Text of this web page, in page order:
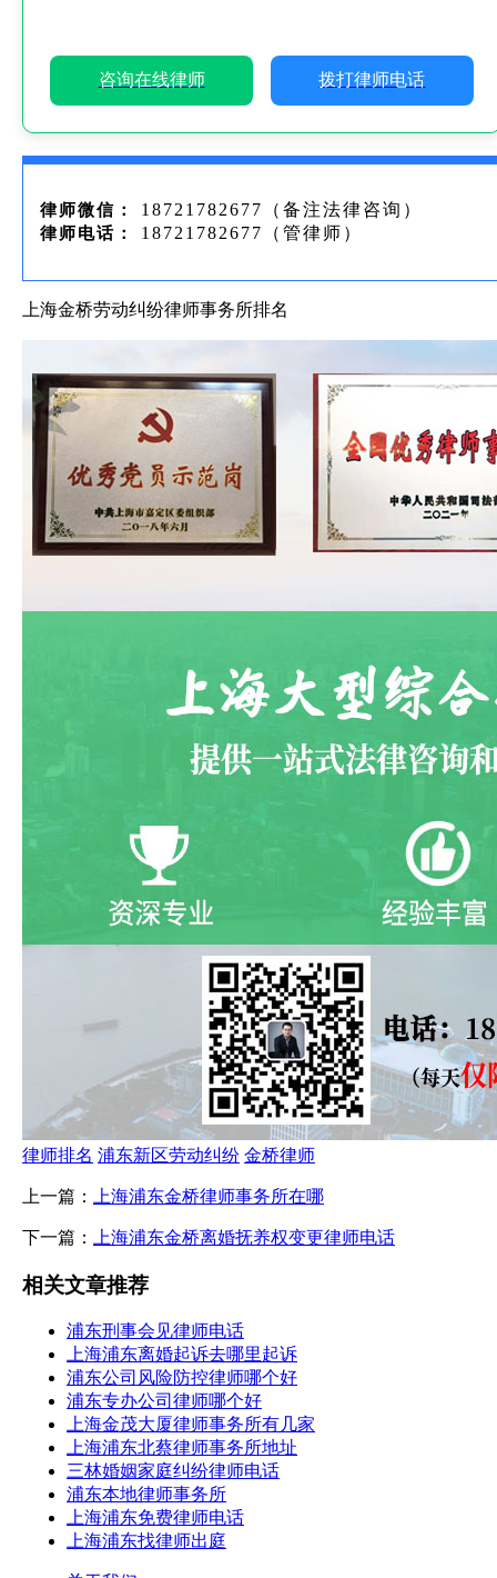
咨询在线律师 拨打律师电话
律师微信： 18721782677（备注法律咨询）
律师电话： 18721782677（管律师）
上海金桥劳动纠纷律师事务所排名
律师排名 浦东新区劳动纠纷 金桥律师
上一篇： 上海浦东金桥律师事务所在哪
下一篇： 上海浦东金桥离婚抚养权变更律师电话
相关文章推荐
浦东刑事会见律师电话
上海浦东离婚起诉去哪里起诉
浦东公司风险防控律师哪个好
浦东专办公司律师哪个好
上海金茂大厦律师事务所有几家
上海浦东北蔡律师事务所地址
三林婚姻家庭纠纷律师电话
浦东本地律师事务所
上海浦东免费律师电话
上海浦东找律师出庭